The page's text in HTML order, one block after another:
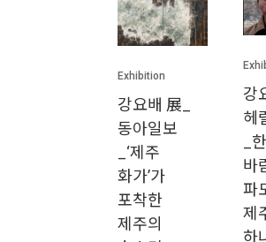
Exhibition
강요배 展_
동아일보
_‘제주
화가’가
포착한
제주의
강
헤
_
바
파
제
하